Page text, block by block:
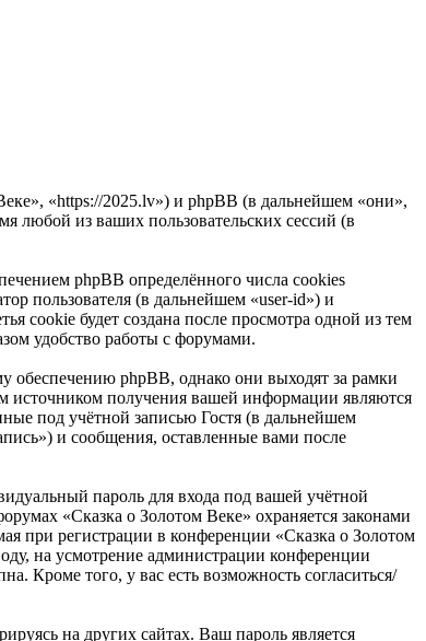
«https://2025.lv») и phpBB (в дальнейшем «они»,
любой из ваших пользовательских сессий (в
phpBB определённого числа cookies
пользователя (в дальнейшем «user-id») и
cookie будет создана после просмотра одной из тем
удобство работы с форумами.
phpBB, однако они выходят за рамки
источником получения вашей информации являются
под учётной записью Гостя (в дальнейшем
и сообщения, оставленные вами после
пароль для входа под вашей учётной
«Сказка о Золотом Веке» охраняется законами
при регистрации в конференции «Сказка о Золотом
на усмотрение администрации конференции
Кроме того, у вас есть возможность согласиться/
на других сайтах. Ваш пароль является